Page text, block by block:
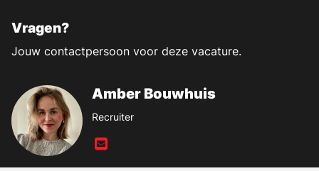
Vragen?
Jouw contactpersoon voor deze vacature.
Amber Bouwhuis
Recruiter